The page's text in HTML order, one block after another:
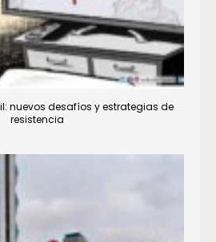
nuevos desafíos y estrategias de
resistencia